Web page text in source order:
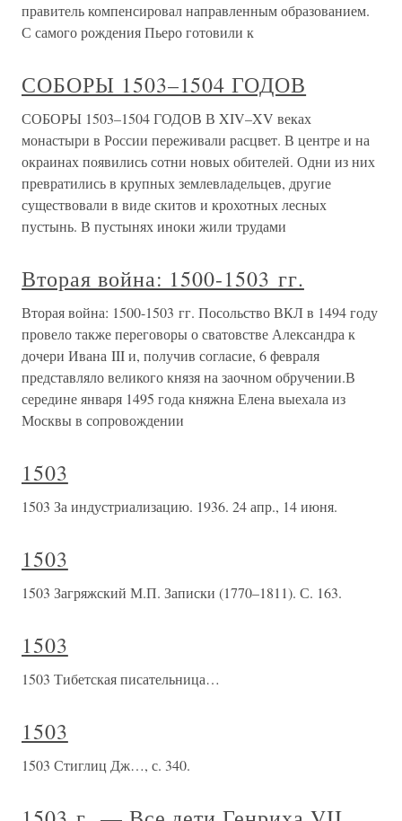
правитель компенсировал направленным образованием.
С самого рождения Пьеро готовили к
СОБОРЫ 1503–1504 ГОДОВ
СОБОРЫ 1503–1504 ГОДОВ В XIV–XV веках
монастыри в России переживали расцвет. В центре и на
окраинах появились сотни новых обителей. Одни из них
превратились в крупных землевладельцев, другие
существовали в виде скитов и крохотных лесных
пустынь. В пустынях иноки жили трудами
Вторая война: 1500-1503 гг.
Вторая война: 1500-1503 гг. Посольство ВКЛ в 1494 году
провело также переговоры о сватовстве Александра к
дочери Ивана III и, получив согласие, 6 февраля
представляло великого князя на заочном обручении.В
середине января 1495 года княжна Елена выехала из
Москвы в сопровождении
1503
1503 За индустриализацию. 1936. 24 апр., 14 июня.
1503
1503 Загряжский М.П. Записки (1770–1811). С. 163.
1503
1503 Тибетская писательница…
1503
1503 Стиглиц Дж…, с. 340.